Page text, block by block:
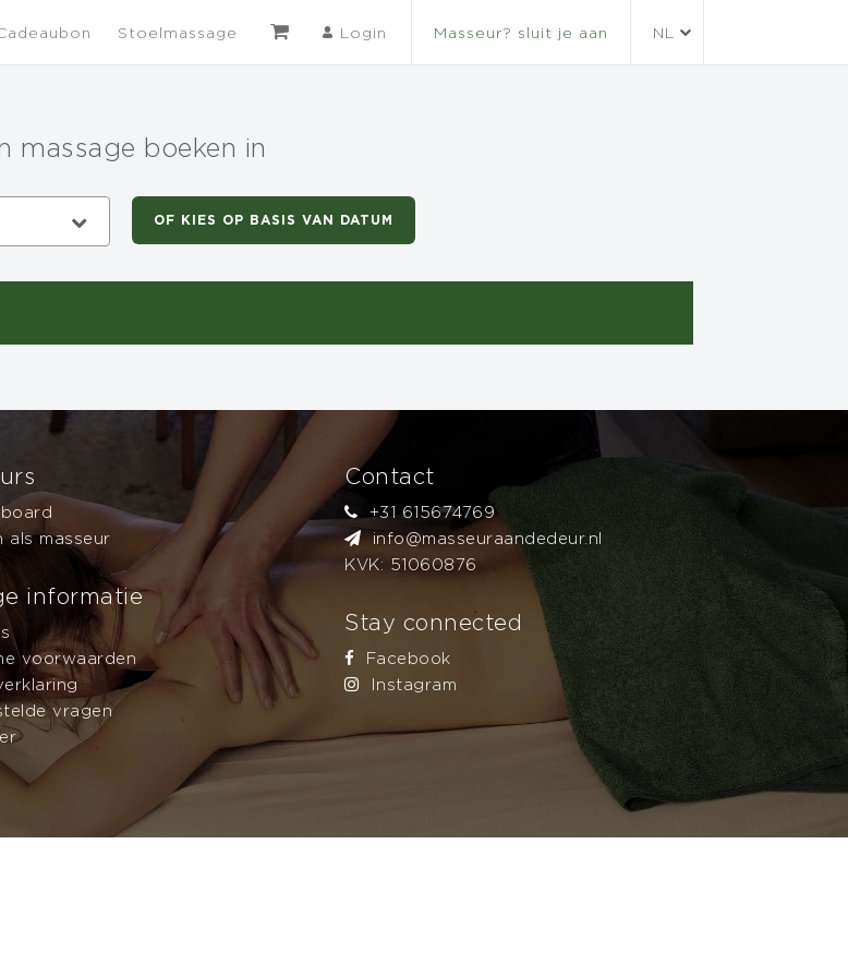
Stoelmassage Login Masseur? sluit je aan NL
massage boeken in
OF KIES OP BASIS VAN DATUM
als masseur
informatie
voorwaarden
vragen
Contact
+31 615674769
info@masseuraandedeur.nl
KVK: 51060876
Stay connected
Facebook
Instagram